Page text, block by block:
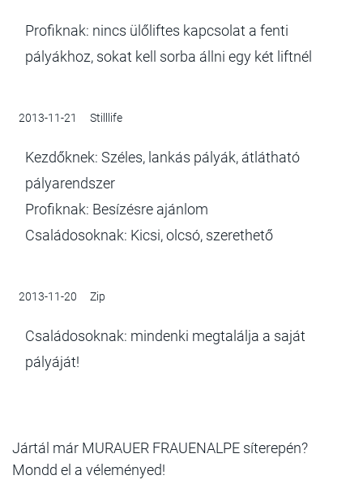
Profiknak: nincs ülőliftes kapcsolat a fenti
pályákhoz, sokat kell sorba állni egy két liftnél
2013-11-21 Stilllife
Kezdőknek: Széles, lankás pályák, átlátható
pályarendszer
Profiknak: Besízésre ajánlom
Családosoknak: Kicsi, olcsó, szerethető
2013-11-20 Zip
Családosoknak: mindenki megtalálja a saját
pályáját!
Jártál már MURAUER FRAUENALPE síterepén?
Mondd el a véleményed!